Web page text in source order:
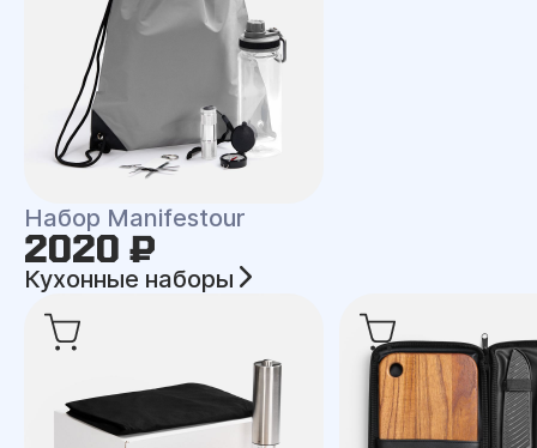
Набор Manifestour
2020 ₽
Кухонные наборы